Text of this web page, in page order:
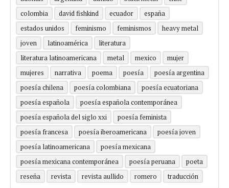
colombia
david fishkind ecuador
españa
estados unidos
feminismo feminismos
heavy metal
joven
latinoamérica
literatura
literatura latinoamericana
metal mexico
mujer
mujeres
narrativa poema poesía
poesía argentina
poesía chilena
poesía colombiana
poesía ecuatoriana
poesía española
poesía española contemporánea
poesía española del siglo xxi
poesía feminista
poesía francesa
poesía iberoamericana
poesía joven
poesía latinoamericana
poesía mexicana
poesía mexicana contemporánea
poesía peruana
poeta
reseña
revista revista aullido romero traducción